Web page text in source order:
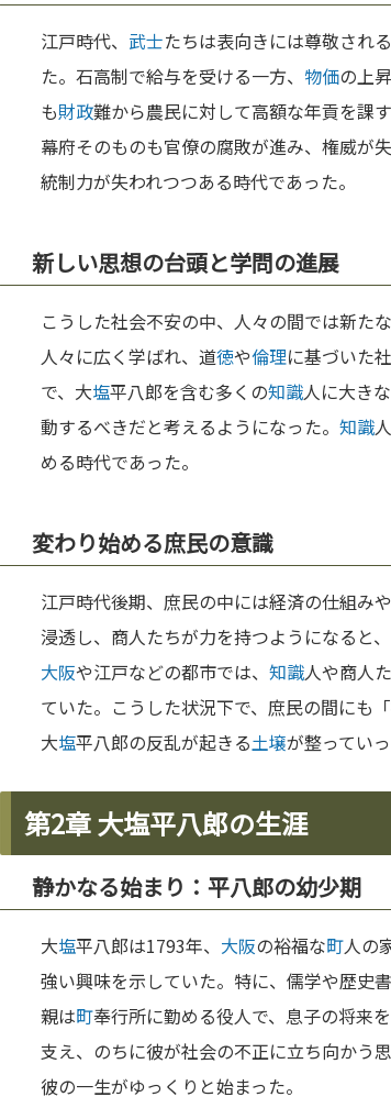
江戸時代、 武士たちは表向きには尊敬される
た。石高制で給与を受ける一方、 物価の上
も財政難から農民に対して高額な年貢を課
幕府そのものも官僚の腐敗が進み、権威が
統制力が失われつつある時代であった。
新しい思想の台頭と学問の進展
こうした社会不安の中、人々の間では新た
人々に広く学ばれ、道徳や倫理に基づいた
で、大塩平八郎を含む多くの知識人に大き
動するべきだと考えるようになった。 知識
める時代であった。
変わり始める庶民の意識
江戸時代後期、庶民の中には経済の仕組み
浸透し、商人たちが力を持つようになると、
大阪や江戸などの都市では、 知識人や商人
ていた。こうした状況下で、庶民の間にも
大塩平八郎の反乱が起きる土壌が整っていっ
第2章 大塩平八郎の生涯
静かなる始まり：平八郎の幼少期
大塩平八郎は1793年、 大阪の裕福な町人の
強い興味を示していた。特に、儒学や歴史
親は町奉行所に勤める役人で、息子の将来
支え、のちに彼が社会の不正に立ち向かう
彼の一生がゆっくりと始まった。